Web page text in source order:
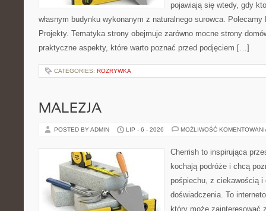
pojawiają się wtedy, gdy
własnym budynku wykonanym z naturalnego surowca.
Projekty. Tematyka strony obejmuje zarówno mocne strony
praktyczne aspekty, które warto poznać przed podjęciem […]
CATEGORIES: ROZRYWKA
MALEZJA
POSTED BY ADMIN LIP - 6 - 2026 MOŻLIWOŚĆ
Cherrish to inspirująca
kochają podróże i chcą
pośpiechu, z ciekawością i
doświadczenia. To
który może zainteresować